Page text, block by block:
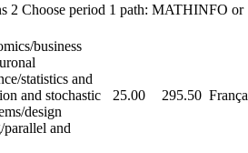
2 Choose period 1 path: MATHINFO or
business
statistics and
and stochastic
design
and
25.00 295.50